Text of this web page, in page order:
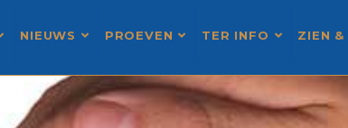
NIEUWS PROEVEN TER INFO ZIEN &